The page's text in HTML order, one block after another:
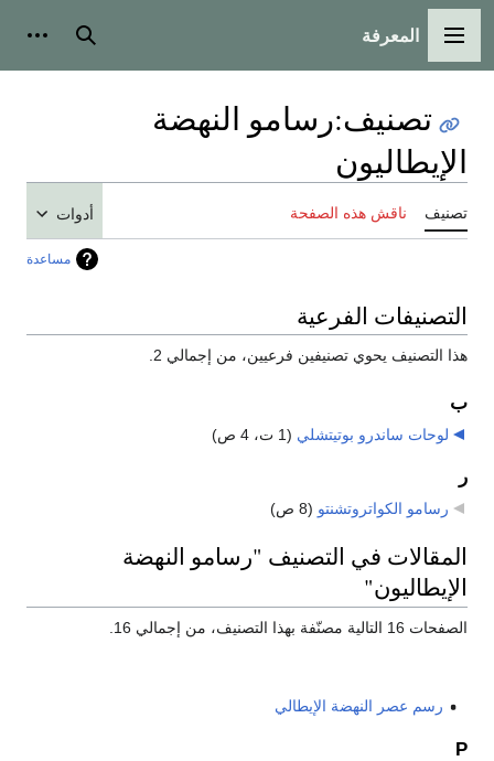
القائمة الرئيسية
المعرفة بحث
تصنيف:رسامو النهضة
الإيطاليون
تصنيف ناقش هذه الصفحة أدوات
مساعدة
التصنيفات الفرعية
هذا التصنيف يحوي تصنيفين فرعيين، من إجمالي 2.
ب
لوحات ساندرو بوتيتشلي (1 ت، 4 ص)
ر
رسامو الكواتروتشنتو (8 ص)
المقالات في التصنيف "رسامو النهضة
الإيطاليون"
الصفحات 16 التالية مصنّفة بهذا التصنيف، من إجمالي 16.
رسم عصر النهضة الإيطالي
P